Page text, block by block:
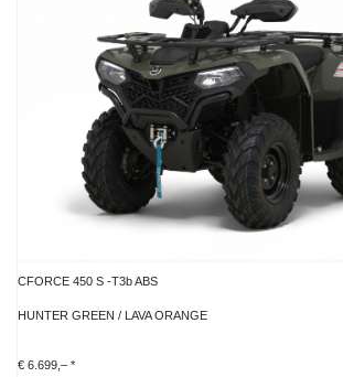
CFORCE 450 S -T3b ABS
HUNTER GREEN / LAVA ORANGE
€ 6.699,– *